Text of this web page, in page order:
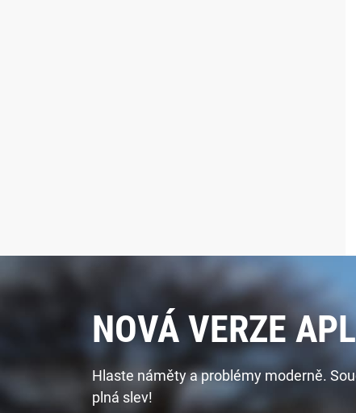
NOVÁ VERZE
Hlaste náměty a problémy moderně.
plná slev!